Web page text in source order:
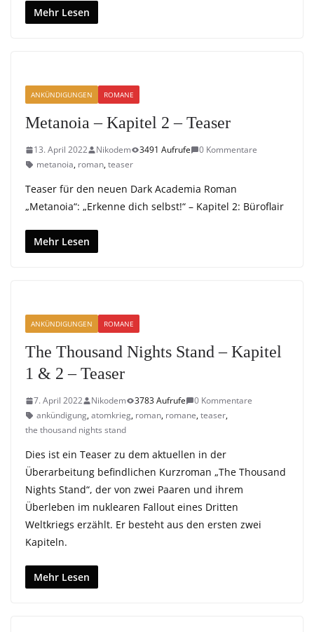
Mehr Lesen
ANKÜNDIGUNGEN ROMANE
Metanoia – Kapitel 2 – Teaser
13. April 2022 Nikodem 3491 Aufrufe
0 Kommentare
metanoia, roman,teaser
Teaser für den neuen Dark Academia Roman
„Metanoia“: „Erkenne dich selbst!“ – Kapitel 2: Büroflair
Mehr Lesen
ANKÜNDIGUNGEN ROMANE
The Thousand Nights Stand – Kapitel
1 & 2 – Teaser
7. April 2022 Nikodem 3783 Aufrufe
0 Kommentare
ankündigung,atomkrieg, roman, romane,teaser,
the thousand nights stand
Dies ist ein Teaser zu dem aktuellen in der
Überarbeitung befindlichen Kurzroman „The Thousand
Nights Stand“, der von zwei Paaren und ihrem
Überleben im nuklearen Fallout eines Dritten
Weltkriegs erzählt. Er besteht aus den ersten zwei
Kapiteln.
Mehr Lesen